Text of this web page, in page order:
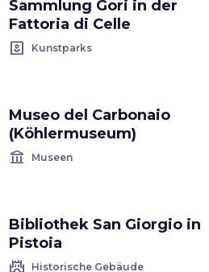
Sammlung Gori in der
Fattoria di Celle
yard Kunstparks
Museo del Carbonaio
(Köhlermuseum)
account_balance Museen
Bibliothek San Giorgio in
Pistoia
castle Historische Gebäude